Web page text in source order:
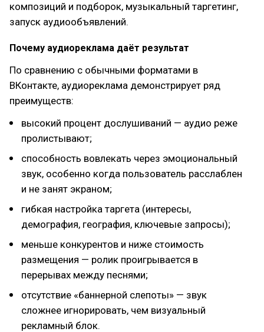
композиций и подборок, музыкальный таргетинг,
запуск аудиообъявлений.
Почему аудиореклама даёт результат
По сравнению с обычными форматами в
ВКонтакте, аудиореклама демонстрирует ряд
преимуществ:
высокий процент дослушиваний — аудио реже
пролистывают;
способность вовлекать через эмоциональный
звук, особенно когда пользователь расслаблен
и не занят экраном;
гибкая настройка таргета (интересы,
демография, география, ключевые запросы);
меньше конкурентов и ниже стоимость
размещения — ролик проигрывается в
перерывах между песнями;
отсутствие «баннерной слепоты» — звук
сложнее игнорировать, чем визуальный
рекламный блок.